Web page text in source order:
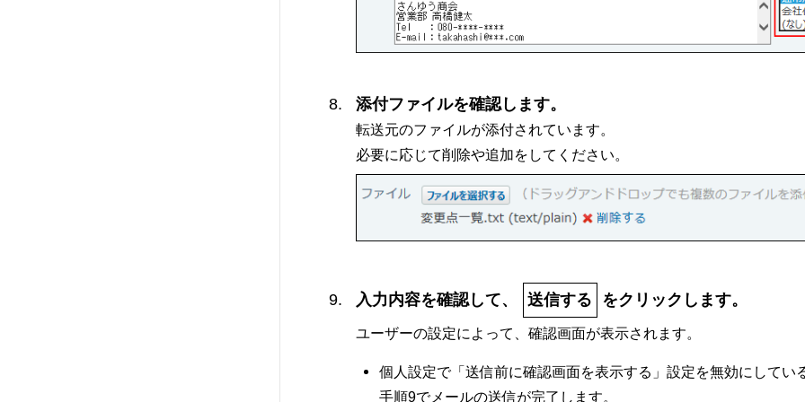
添付ファイルを確認します。
転送元のファイルが添付されています。
必要に応じて削除や追加をしてください。
入力内容を確認して、 送信する をクリックします。
ユーザーの設定によって、確認画面が表示されます。
個人設定で「送信前に確認画面を表示する」設定を無効にしてい
手順9でメールの送信が完了します。